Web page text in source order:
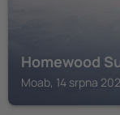
Homewood
Moab, 14 srpna